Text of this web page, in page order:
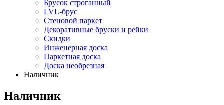
Брусок строганный
LVL-брус
Стеновой паркет
Декоративные бруски и рейки
Скидки
Инженерная доска
Паркетная доска
Доска необрезная
Наличник
Наличник